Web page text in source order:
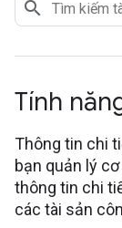
Tính
Thông tin chi
bạn quản lý
thông tin chi
các tài sản